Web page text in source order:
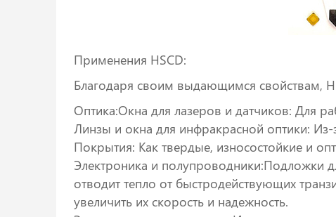
Применения HSCD:
Благодаря своим выдающимся свойствам,
Оптика:Окна для лазеров и датчиков: Для
Линзы и окна для инфракрасной оптики:
Покрытия: Как твердые, износостойкие и
Электроника и полупроводники:Подложки
отводит тепло от быстродействующих
увеличить их скорость и надежность.